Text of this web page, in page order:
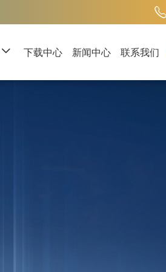
下载中心 新闻中心 联系我们